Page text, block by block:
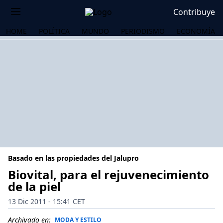
Contribuye
HOME POLÍTICA MUNDO PERIODISMO ECONOMÍA
Basado en las propiedades del Jalupro
Biovital, para el rejuvenecimiento
de la piel
13 Dic 2011 - 15:41 CET
Archivado en: MODA Y ESTILO